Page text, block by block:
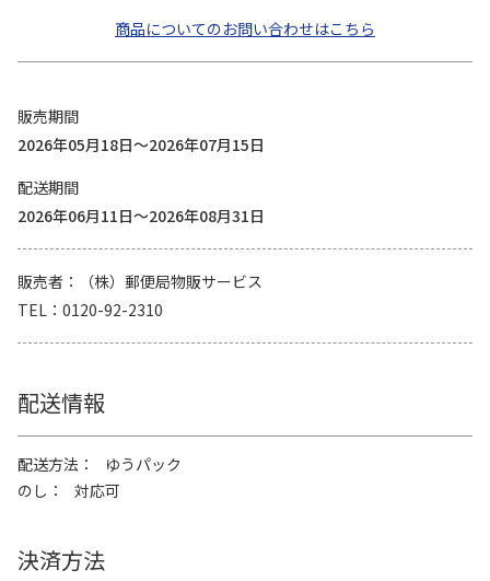
商品についてのお問い合わせはこちら
販売期間
2026年05月18日～2026年07月15日
配送期間
2026年06月11日～2026年08月31日
販売者
（株）郵便局物販サービス
TEL
0120-92-2310
配送情報
配送方法
ゆうパック
のし
対応可
決済方法